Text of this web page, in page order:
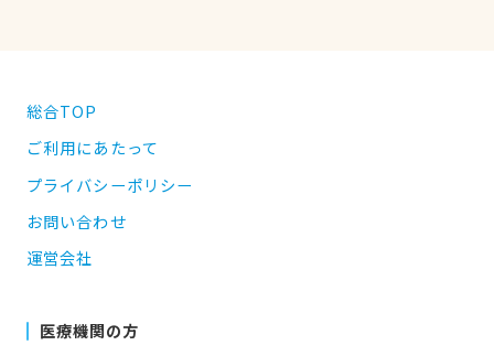
総合TOP
ご利用にあたって
プライバシーポリシー
お問い合わせ
運営会社
医療機関の方